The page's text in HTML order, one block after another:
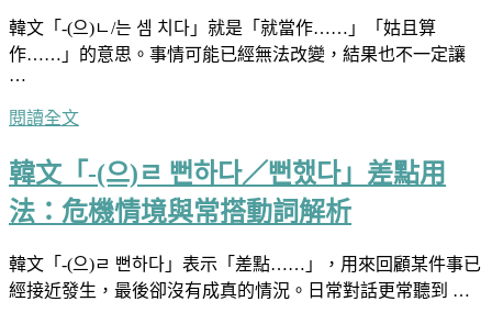
韓文「-(으)ㄴ/는 셈 치다」就是「就當作……」「姑且算
作……」的意思。事情可能已經無法改變，結果也不一定讓
…
閱讀全文
韓文「-(으)ㄹ 뻔하다／뻔했다」差點用
法：危機情境與常搭動詞解析
韓文「-(으)ㄹ 뻔하다」表示「差點……」，用來回顧某件事已
經接近發生，最後卻沒有成真的情況。日常對話更常聽到 …